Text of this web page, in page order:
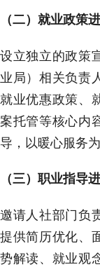
（二）就业政策
设立独立的政策
业局）相关负责
就业优惠政策、
案托管等核心内
导，以暖心服务
（三）职业指导
邀请人社部门负
提供简历优化、
势解读、就业观